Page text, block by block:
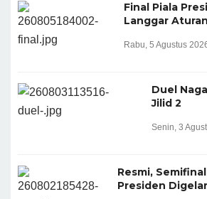
Final Piala
Langgar
Rabu, 5 Agustus
Duel
Jilid 2
Senin, 3
Resmi,
Presiden